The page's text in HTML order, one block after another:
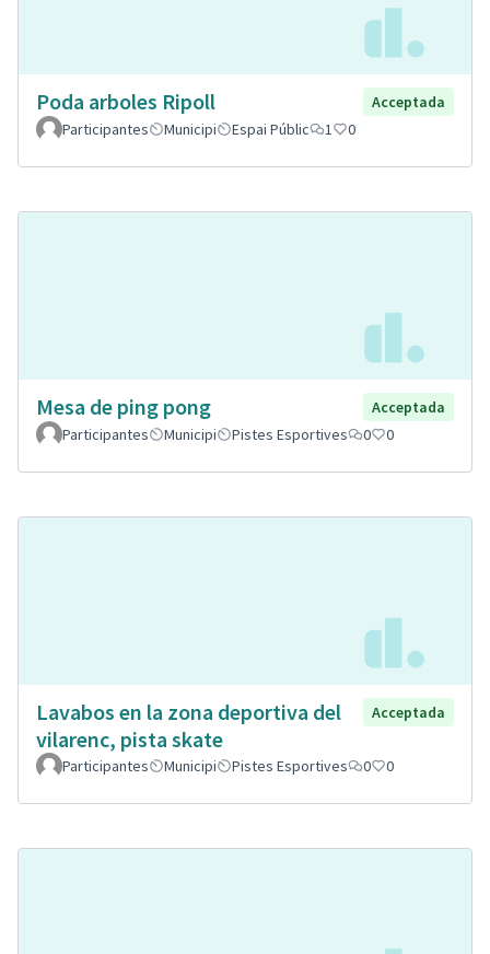
Poda arboles Ripoll
Acceptada
Participantes
Municipi Espai Públic 1 0
Mesa de ping pong
Acceptada
Participantes
Municipi Pistes Esportives 0 0
Lavabos en la zona deportiva del
vilarenc, pista skate
Acceptada
Participantes Municipi Pistes Esportives 0 0